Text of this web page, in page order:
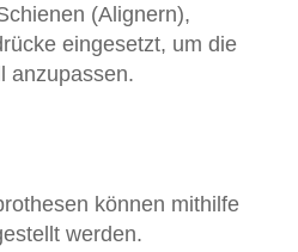
(Alignern),
eingesetzt, um die
anzupassen.
können mithilfe
werden.